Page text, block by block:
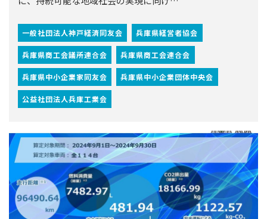
2024.11.19
クルマのCO2 排出削減量を見える化・削減！
「ひょうご公民共創Ecoチャレンジ2024」の結
果（2024年9月1日～9月30日）
2024年度実施